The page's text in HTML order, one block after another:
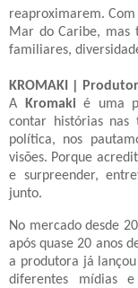
reaproximarem.
Mar do Caribe, mas
familiares,
KROMAKI |
A
Kromakié uma
contar histórias
política, nos
visões. Porque
e surpreender,
junto.
No mercado desde
após quase 20 anos
a produtora já
diferentes mídias